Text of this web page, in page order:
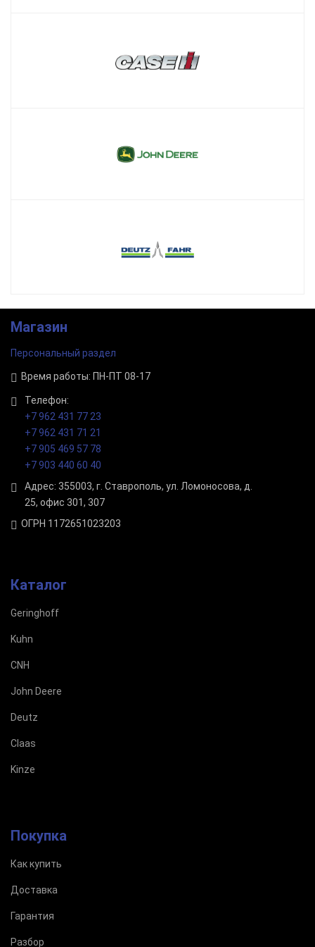
Магазин
Персональный раздел
Время работы: ПН-ПТ 08-17
Телефон:
+7 962 431 77 23
+7 962 431 71 21
+7 905 469 57 78
+7 903 440 60 40
Адрес: 355003, г. Ставрополь, ул. Ломоносова, д.
25, офис 301, 307
ОГРН 1172651023203
Каталог
Geringhoff
Kuhn
CNH
John Deere
Deutz
Claas
Kinze
Покупка
Как купить
Доставка
Гарантия
Разбор